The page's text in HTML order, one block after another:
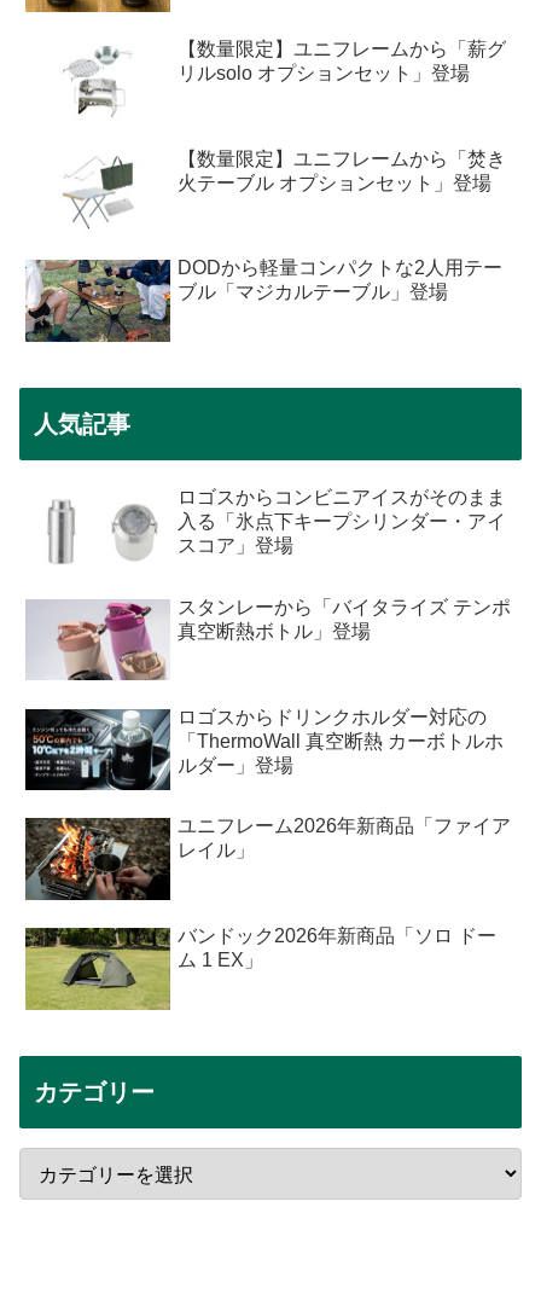
【数量限定】ユニフレームから「薪グ
リルsolo オプションセット」登場
【数量限定】ユニフレームから「焚き
火テーブル オプションセット」登場
DODから軽量コンパクトな2人用テー
ブル「マジカルテーブル」登場
人気記事
ロゴスからコンビニアイスがそのまま
入る「氷点下キープシリンダー・アイ
スコア」登場
スタンレーから「バイタライズ テンポ
真空断熱ボトル」登場
ロゴスからドリンクホルダー対応の
「ThermoWall 真空断熱 カーボトルホ
ルダー」登場
ユニフレーム2026年新商品「ファイア
レイル」
バンドック2026年新商品「ソロ ドー
ム 1 EX」
カテゴリー